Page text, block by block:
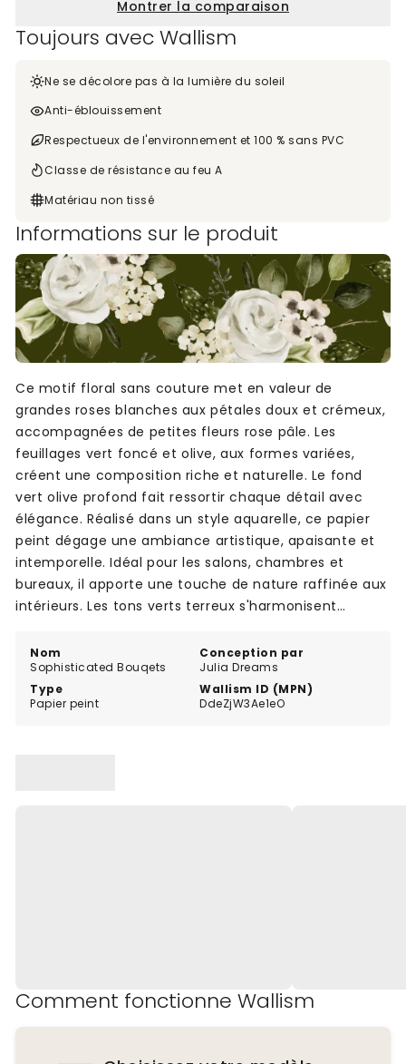
Montrer la comparaison
Toujours avec Wallism
Ne se décolore pas à la lumière du soleil
Anti-éblouissement
Respectueux de l'environnement et 100 % sans PVC
Classe de résistance au feu A
Matériau non tissé
Informations sur le produit
Nom
Sophisticated Bouqets
Conception par
Julia Dreams
Type
Papier peint
Wallism ID (MPN)
DdeZjW3Ae1eO
Ce motif floral sans couture met en valeur de
grandes roses blanches aux pétales doux et crémeux,
accompagnées de petites fleurs rose pâle. Les
feuillages vert foncé et olive, aux formes variées,
créent une composition riche et naturelle. Le fond
vert olive profond fait ressortir chaque détail avec
élégance. Réalisé dans un style aquarelle, ce papier
peint dégage une ambiance artistique, apaisante et
intemporelle. Idéal pour les salons, chambres et
bureaux, il apporte une touche de nature raffinée aux
intérieurs. Les tons verts terreux s'harmonisent
Comment fonctionne Wallism